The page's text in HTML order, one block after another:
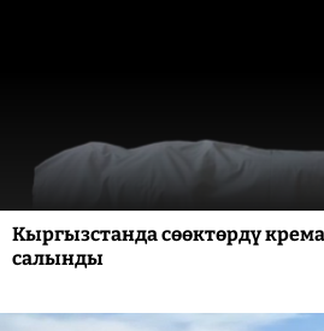
Кыргызстанда сөөктөрдү
салынды